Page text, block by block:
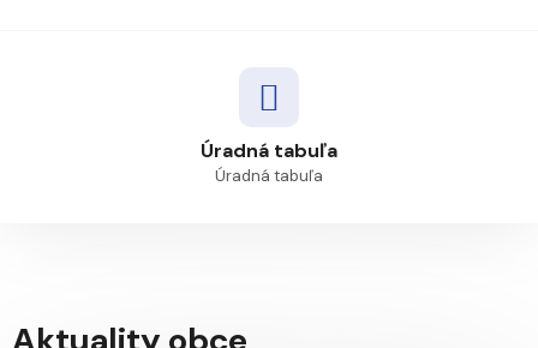
Úradná tabuľa
Úradná tabuľa